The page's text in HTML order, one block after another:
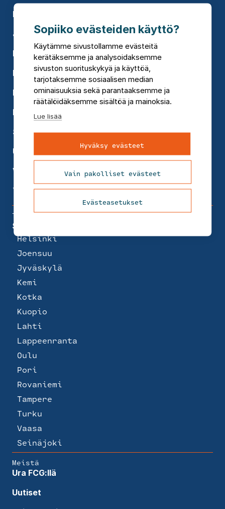
Infra
Johtaminen
Kaupunkisuunnittelu
Kiinteistöjohtaminen
Koulutukset
Rakennusten suunnittelu
Sosiaali- ja terveyspalvelut
Uusiutuva energia
Vesi
Ympäristökonsultointi
Toimipisteet
Suomi
Helsinki
Joensuu
Jyväskylä
Kemi
Kotka
Kuopio
Lahti
Lappeenranta
Oulu
Pori
Rovaniemi
Tampere
Turku
Vaasa
Seinäjoki
Meistä
Ura FCG:llä
Uutiset
Sopiiko evästeiden käyttö?
Käytämme sivustollamme evästeitä
kerätäksemme ja analysoidaksemme
sivuston suorituskykyä ja käyttöä,
tarjotaksemme sosiaalisen median
ominaisuuksia sekä parantaaksemme ja
räätälöidäksemme sisältöä ja mainoksia.
Lue lisää
Hyväksy evästeet
Vain pakolliset evästeet
Evästeasetukset